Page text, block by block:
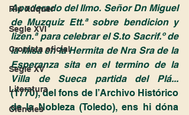
Riu Xúquer
Segle XVI
Cronista oficial
Segle XV
Literatura
Ciències
Apoderado del Ilmo. Señor Dn Miguel
de Muzquiz Ett.ª sobre bendicion y
lizen.ª para celebrar el S.to Sacrif.º de
la Misa en la Hermita de Nra Sra de la
Esperanza sita en el termino de la
Villa de Sueca partida del Plá...
(1770), del fons de l’Archivo Histórico
de la Nobleza (Toledo), ens hi dóna